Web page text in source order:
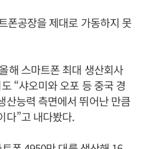
폰공장을 제대로 가동하지 못
해 스마트폰 최대 생산회사
“샤오미와 오포 등 중국 경
산능력 측면에서 뛰어난 만큼
다”고 내다봤다.